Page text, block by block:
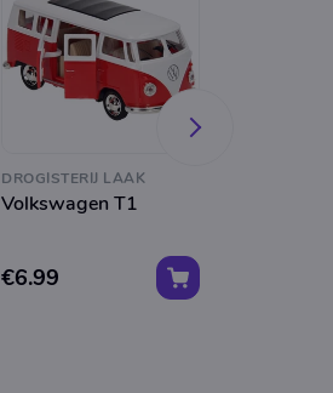
DROGISTERIJ LAAK
Volkswagen T1
€6.99